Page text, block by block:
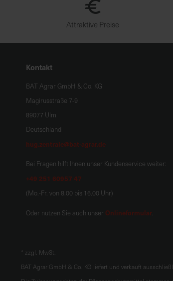
Attraktive Preise
Kontakt
BAT Agrar GmbH & Co. KG
Magirusstraße 7-9
89077 Ulm
Deutschland
hug.zentrale@bat-agrar.de
Bei Fragen hilft Ihnen unser Kundenservice weiter:
+49 251 60957 47
(Mo.-Fr. von 8.00 bis 16.00 Uhr)
Oder nutzen Sie auch unser Onlineformular.
* zzgl. MwSt.
BAT Agrar GmbH & Co. KG liefert und verkauft